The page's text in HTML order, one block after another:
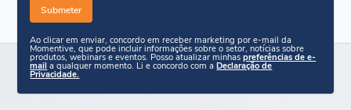
Ao clicar em enviar, concordo em receber marketing por e-mail da
Momentive, que pode incluir informações sobre o setor, notícias sobre
produtos, webinars e eventos. Posso atualizar minhaspreferências de e-
mail a qualquer momento. Li e concordo com aDeclaração de
Privacidade.